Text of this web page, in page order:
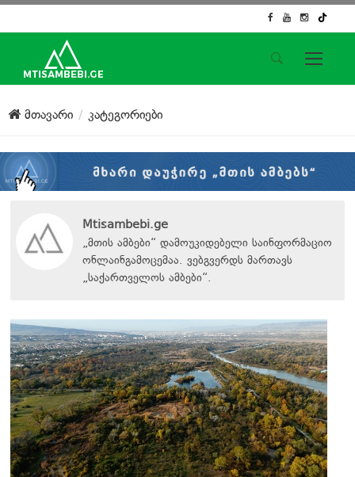
საიტის მენიუ
მთავარი
ქართული საქმე
კონტაქტი
სოციალური ქსელები
მთავარი კატეგორიები
Mtisambebi.ge
„მთის ამბები“ დამოუკიდებელი საინფორმაციო
ონლაინგამოცემაა. ვებგვერდს მართავს
„საქართველოს ამბები“.